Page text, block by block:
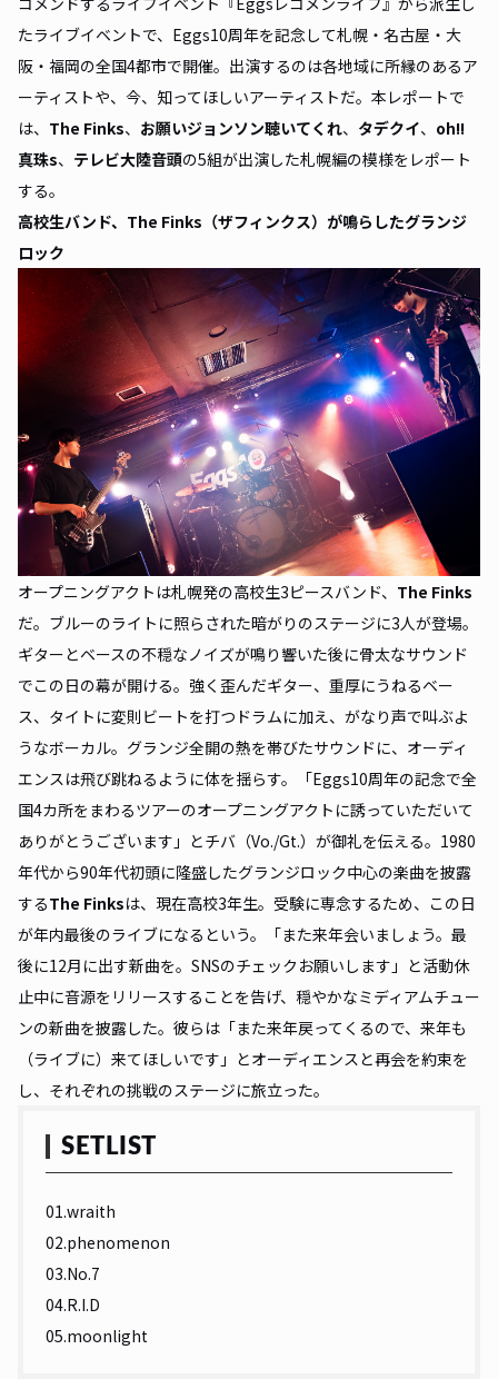
たライブイベントで、Eggs10周年を記念して札幌・名古屋・大
阪・福岡の全国4都市で開催。出演するのは各地域に所縁のあるア
ーティストや、今、知ってほしいアーティストだ。本レポートで
は、 The Finks、 お願いジョンソン聴いてくれ、 タデクイ、 oh!!
真珠s、 テレビ大陸音頭の5組が出演した札幌編の模様をレポート
する。
高校生バンド、The Finks（ザフィンクス）が鳴らしたグランジ
ロック
オープニングアクトは札幌発の高校生3ピースバンド、 The Finks
だ。ブルーのライトに照らされた暗がりのステージに3人が登場。
ギターとベースの不穏なノイズが鳴り響いた後に骨太なサウンド
でこの日の幕が開ける。強く歪んだギター、重厚にうねるベー
ス、タイトに変則ビートを打つドラムに加え、がなり声で叫ぶよ
うなボーカル。グランジ全開の熱を帯びたサウンドに、オーディ
エンスは飛び跳ねるように体を揺らす。「Eggs10周年の記念で全
国4カ所をまわるツアーのオープニングアクトに誘っていただいて
ありがとうございます」とチバ（Vo./Gt.）が御礼を伝える。1980
年代から90年代初頭に隆盛したグランジロック中心の楽曲を披露
するThe Finksは、現在高校3年生。受験に専念するため、この日
が年内最後のライブになるという。「また来年会いましょう。最
後に12月に出す新曲を。SNSのチェックお願いします」と活動休
止中に音源をリリースすることを告げ、穏やかなミディアムチュー
ンの新曲を披露した。彼らは「また来年戻ってくるので、来年も
（ライブに）来てほしいです」とオーディエンスと再会を約束を
し、それぞれの挑戦のステージに旅立った。
SETLIST
01.wraith
02.phenomenon
03.No.7
04.R.I.D
05.moonlight